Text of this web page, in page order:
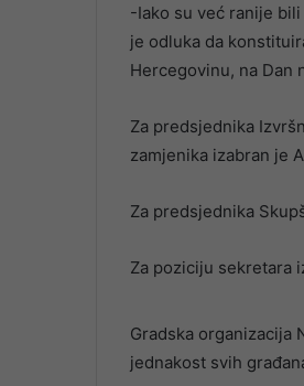
-Iako su već ranije
je odluka da
Hercegovinu, na Dan
Za predsjednika
zamjenika izabran je
Za predsjednika
Za poziciju sekretara
Gradska organizacija
jednakost svih